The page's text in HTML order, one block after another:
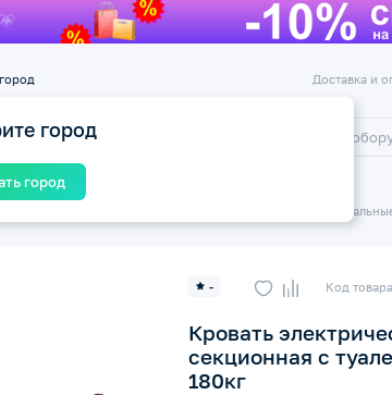
город
город
Доставка и
Каталог
Кровати электрические
- Код
Кровать
секционная с
180кг